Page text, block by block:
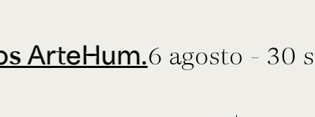
6 agosto - 30